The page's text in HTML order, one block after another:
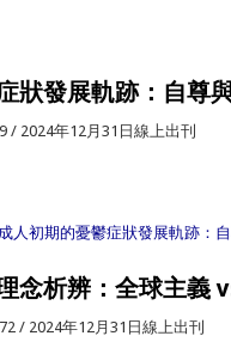
狀發展軌跡：自尊
/ 2024年12月31日線上出刊
人初期的憂鬱症狀發展軌跡：
念析辨：全球主義
/ 2024年12月31日線上出刊